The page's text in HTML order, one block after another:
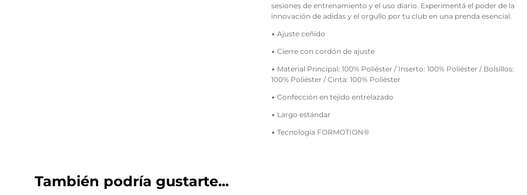
sesiones de entrenamiento y el uso diario. Experimentá el poder de la
innovación de adidas y el orgullo por tu club en una prenda esencial.
• Ajuste ceñido
• Cierre con cordón de ajuste
• Material Principal: 100% Poliéster / Inserto: 100% Poliéster / Bolsillos:
100% Poliéster / Cinta: 100% Poliéster
• Confección en tejido entrelazado
• Largo estándar
• Tecnología FORMOTION®
También podría gustarte...